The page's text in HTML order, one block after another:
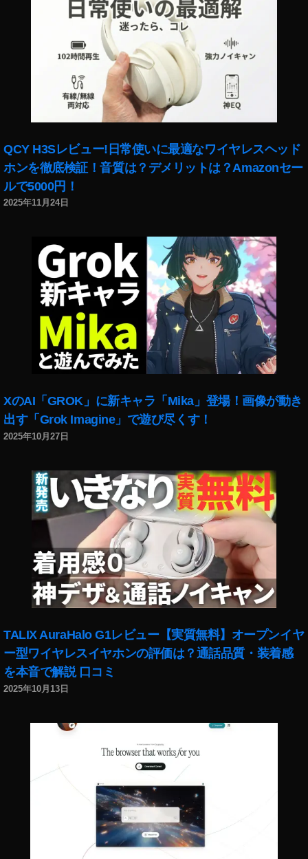
QCY H3Sレビュー!日常使いに最適なワイヤレスヘッド
ホンを徹底検証！音質は？デメリットは？Amazonセー
ルで5000円！
2025年11月24日
XのAI「GROK」に新キャラ「Mika」登場！画像が動き
出す「Grok Imagine」で遊び尽くす！
2025年10月27日
TALIX AuraHalo G1レビュー【実質無料】オープンイヤ
ー型ワイヤレスイヤホンの評価は？通話品質・装着感
を本音で解説 口コミ
2025年10月13日